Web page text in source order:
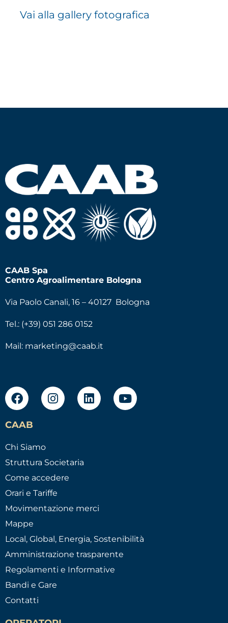
Vai alla gallery fotografica
CAAB Spa
Centro Agroalimentare Bologna
Via Paolo Canali, 16 – 40127 Bologna
Tel.: (+39) 051 286 0152
Mail: marketing@caab.it
CAAB
Chi Siamo
Struttura Societaria
Come accedere
Orari e Tariffe
Movimentazione merci
Mappe
Local, Global, Energia, Sostenibilità
Amministrazione trasparente
Regolamenti e Informative
Bandi e Gare
Contatti